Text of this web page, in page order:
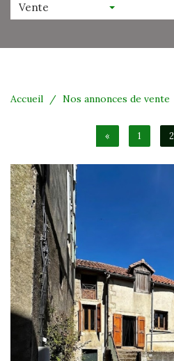
Vente
Accueil Nos annonces de vente
« 1 2